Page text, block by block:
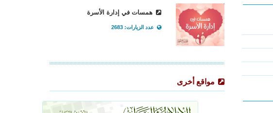
همسات في إدارة الأسرة
عدد الزيارات: 2683
مواقع أخرى